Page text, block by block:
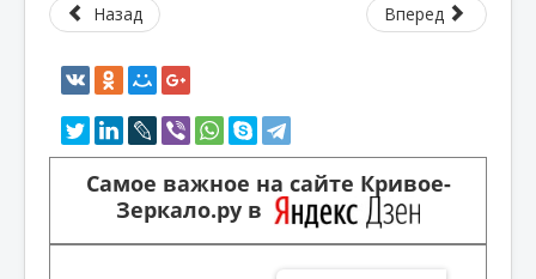
Назад Вперед
Самое важное на сайте Кривое-
Зеркало.ру в